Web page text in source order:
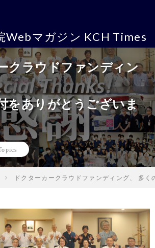
クラウドファンディン
をありがとうございま
ドクターカークラウドファンディング、 多
Webマガジン KCH Times